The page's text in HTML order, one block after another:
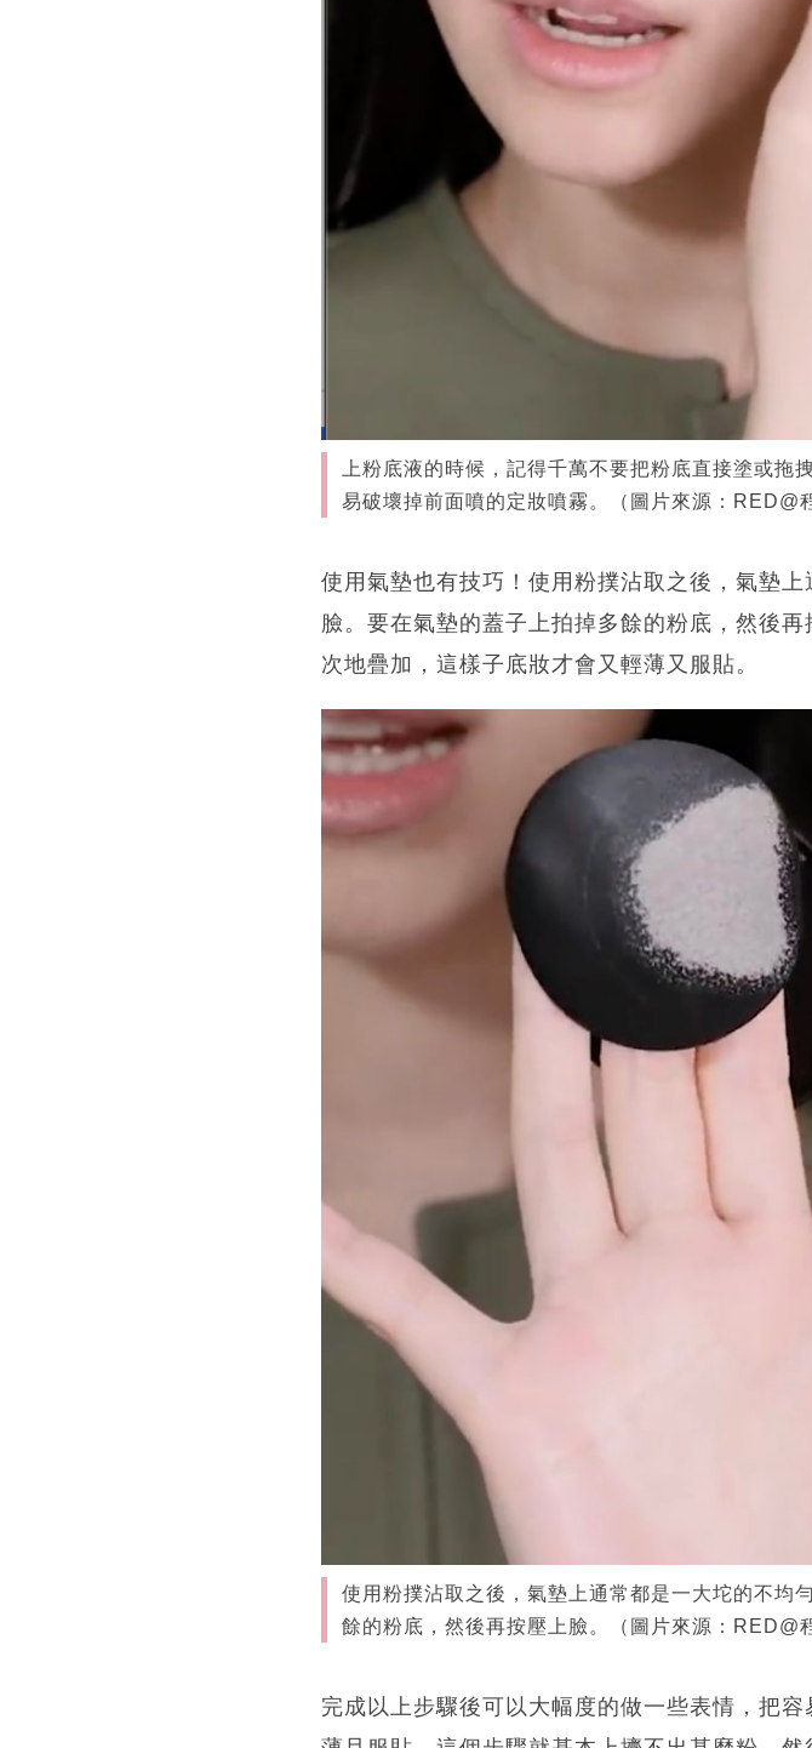
上粉底液的時候，記得千萬不要把粉底直接塗或
易破壞掉前面噴的定妝噴霧。（圖片來源：RED@
使用氣墊也有技巧！使用粉撲沾取之後，氣墊
臉。要在氣墊的蓋子上拍掉多餘的粉底，然後
次地疊加，這樣子底妝才會又輕薄又服貼。
使用粉撲沾取之後，氣墊上通常都是一大坨的不均
餘的粉底，然後再按壓上臉。（圖片來源：RED@
完成以上步驟後可以大幅度的做一些表情，把